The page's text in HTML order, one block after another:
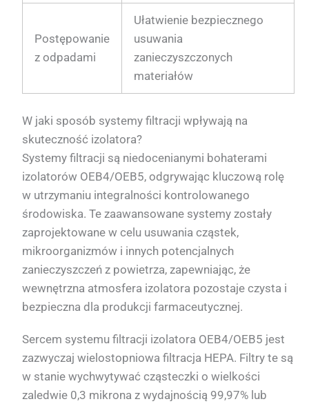
Postępowanie
z odpadami
Ułatwienie bezpiecznego
usuwania
zanieczyszczonych
materiałów
W jaki sposób systemy filtracji wpływają na
skuteczność izolatora?
Systemy filtracji są niedocenianymi bohaterami
izolatorów OEB4/OEB5, odgrywając kluczową rolę
w utrzymaniu integralności kontrolowanego
środowiska. Te zaawansowane systemy zostały
zaprojektowane w celu usuwania cząstek,
mikroorganizmów i innych potencjalnych
zanieczyszczeń z powietrza, zapewniając, że
wewnętrzna atmosfera izolatora pozostaje czysta i
bezpieczna dla produkcji farmaceutycznej.
Sercem systemu filtracji izolatora OEB4/OEB5 jest
zazwyczaj wielostopniowa filtracja HEPA. Filtry te są
w stanie wychwytywać cząsteczki o wielkości
zaledwie 0,3 mikrona z wydajnością 99,97% lub